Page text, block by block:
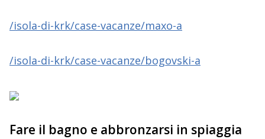
/isola-di-krk/case-vacanze/maxo-a
/isola-di-krk/case-vacanze/bogovski-a
Fare il bagno e abbronzarsi in spiaggia